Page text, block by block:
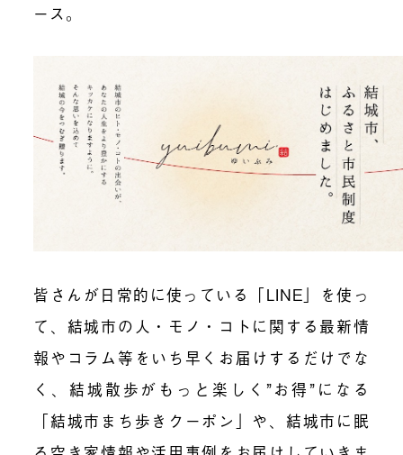
ース。
皆さんが日常的に使っている「LINE」を使っ
て、結城市の人・モノ・コトに関する最新情
報やコラム等をいち早くお届けするだけでな
く、結城散歩がもっと楽しく”お得”になる
「結城市まち歩きクーポン」や、結城市に眠